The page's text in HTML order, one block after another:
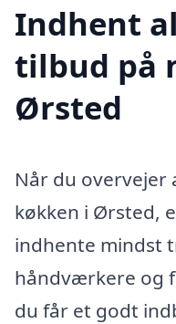
Indhent
tilbud på
Ørsted
Når du overvejer
køkken i Ørsted,
indhente mindst
håndværkere og
du får et godt